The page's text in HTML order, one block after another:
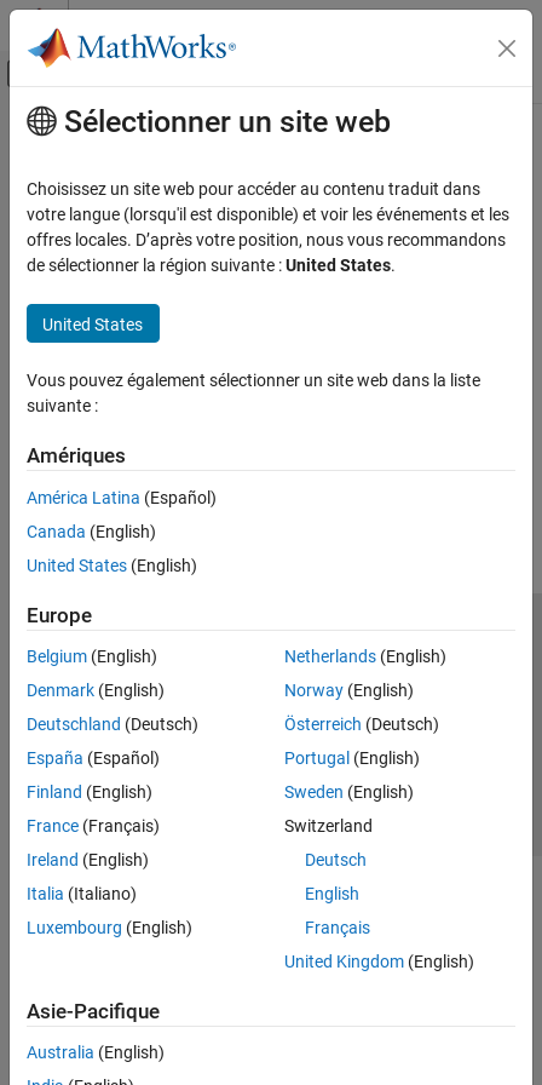
Passer au contenu
Activer/désactiver l'affichage du menu
Accueil de la documentation
FPGA, ASIC, and SoC Development
Contenu principal
How useful was this information?
Sélectionner un site web
Choisissez un site web pour accéder au contenu traduit dans
votre langue (lorsqu'il est disponible) et voir les événements et les
offres locales. D’après votre position, nous vous recommandons
de sélectionner la région suivante :United States.
United States
Vous pouvez également sélectionner un site web dans la liste
suivante :
Amériques
América Latina (Español)
Canada (English)
United States (English)
Europe
Belgium (English)
Denmark (English)
Deutschland (Deutsch)
España (Español)
Finland (English)
France (Français)
Ireland (English)
Italia (Italiano)
Luxembourg (English)
Netherlands(English)
Norway(English)
Österreich (Deutsch)
Portugal (English)
Sweden (English)
Switzerland
Deutsch
English
Français
United Kingdom(English)
Asie-Pacifique
Australia (English)
Lutte anti-piratage
Contacts locaux
© 1994-2026 The MathWorks, Inc.